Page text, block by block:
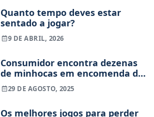
Quanto tempo deves estar
sentado a jogar?
9 DE ABRIL, 2026
Consumidor encontra dezenas
de minhocas em encomenda de
proteína
29 DE AGOSTO, 2025
Os melhores jogos para perder